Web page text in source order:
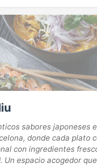
sabores japoneses
donde cada plato
con ingredientes
Un espacio acogedor